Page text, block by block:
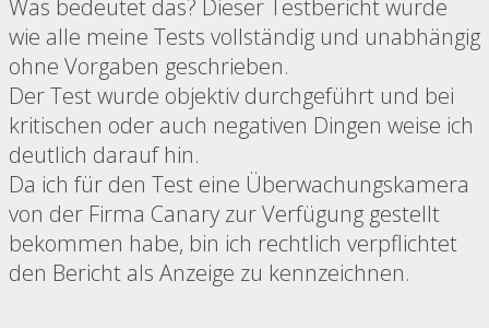
Was bedeutet das? Dieser Testbericht wurde
wie alle meine Tests vollständig und unabhängig
ohne Vorgaben geschrieben.
Der Test wurde objektiv durchgeführt und bei
kritischen oder auch negativen Dingen weise ich
deutlich darauf hin.
Da ich für den Test eine Überwachungskamera
von der Firma Canary zur Verfügung gestellt
bekommen habe, bin ich rechtlich verpflichtet
den Bericht als Anzeige zu kennzeichnen.